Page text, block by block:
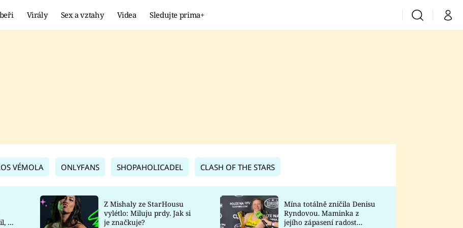
Virály Sex a vztahy Videa Sledujte prima+ VyhledáváníMůj
Prima Lajk
Sledujte nás
VÉMOLA ONLYFANS SHOPAHOLICADEL CLASH OF THE STARS
co
Z Mishaly ze StarHousu
vylétlo: Miluju prdy. Jak si
je značkuje?
Mína totálně zničila Denisu
Ryndovou. Maminka z
jejího zápasení radost